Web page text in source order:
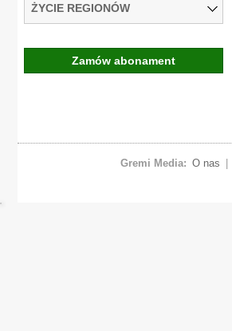
ŻYCIE REGIONÓW
Zamów abonament
Gremi Media: O nas